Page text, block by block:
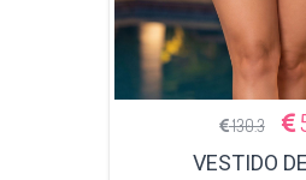
130.3
VESTIDO